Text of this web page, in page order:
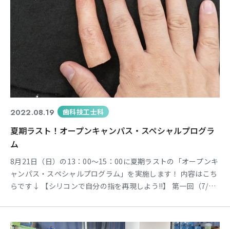
2022.08.19 歯科技工士科
夏期ラスト！オープンキャンパス・スペシャルプログラ
ム
8月21日（日）の13：00～15：00に夏期ラストの「オープンキ
ャンパス・スペシャルプログラム」を実施します！ 内容はこち
らです↓ 【シリコンで自分の指を再現しよう!!】 第一回（7/24
ったシリコンに着色をして本物ソックリの指の再現にチャレン